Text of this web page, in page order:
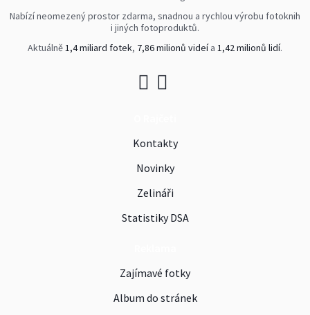
Nabízí neomezený prostor zdarma, snadnou a rychlou výrobu fotoknih
i jiných fotoproduktů.
Aktuálně1,4 miliard fotek, 7,86 milionů videía 1,42 milionů lidí.
Kontakty
Novinky
Zelináři
Statistiky DSA
Zajímavé fotky
Album do stránek